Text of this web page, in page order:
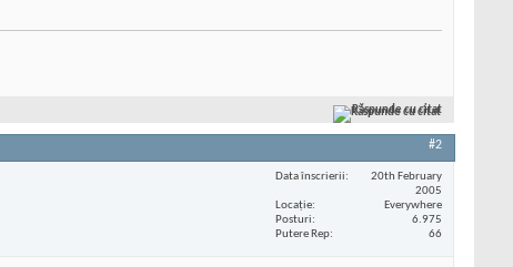
Răspunde cu citat
#2
Data înscrierii
20th February
2005
Locaţie
Everywhere
Posturi
6.975
Putere Rep
66